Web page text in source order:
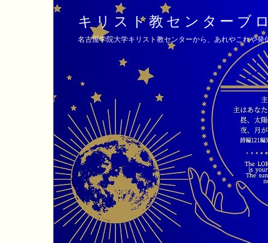
キリスト教センターブ
名古屋学院大学キリスト教センターから、あれやこれや発